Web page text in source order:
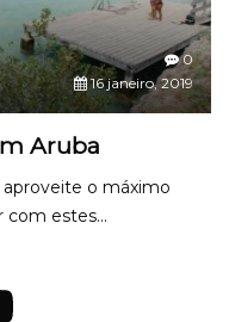
0
16 janeiro, 2019
Aruba
o máximo
com estes...